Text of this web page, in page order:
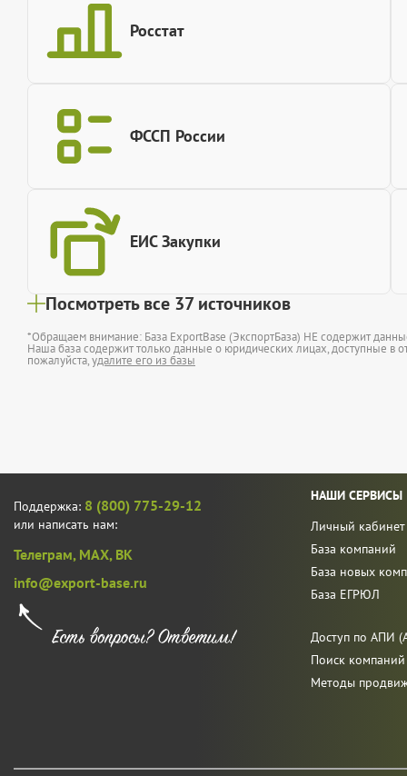
Росстат
ФССП России
ЕИС Закупки
Посмотреть все 37 источников
*Обращаем внимание: База ExportBase (ЭкспортБаза) НЕ содержит
Наша база содержит только данные о юридических лицах, доступные в
пожалуйста,удалите его из базы
Поддержка: 8 (800) 775-29-12
или написать нам:
Телеграм, MAX, ВК
info@export-base.ru
НАШИ СЕРВИСЫ
Личный кабинет
База компаний
База новых
База ЕГРЮЛ
Доступ по АПИ
Поиск
Методы